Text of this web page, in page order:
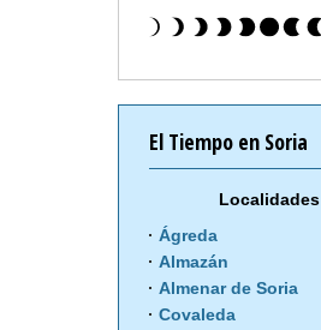
El Tiempo en Soria
Localidades
Ágreda
Almazán
Almenar de Soria
Covaleda